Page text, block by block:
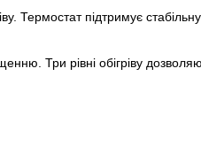
Термостат підтримує
Три рівні обігріву